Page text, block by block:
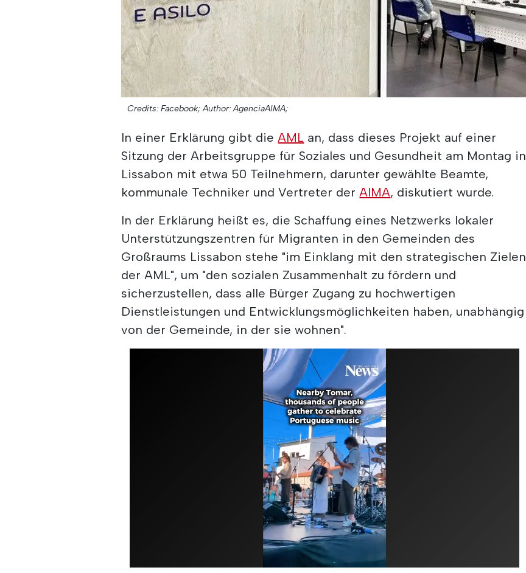
Credits: Facebook; Author: AgenciaAIMA;
In einer Erklärung gibt dieAML an, dass dieses Projekt auf einer
Sitzung der Arbeitsgruppe für Soziales und Gesundheit am Montag in
Lissabon mit etwa 50 Teilnehmern, darunter gewählte Beamte,
kommunale Techniker und Vertreter derAIMA, diskutiert wurde.
In der Erklärung heißt es, die Schaffung eines Netzwerks lokaler
Unterstützungszentren für Migranten in den Gemeinden des
Großraums Lissabon stehe "im Einklang mit den strategischen Zielen
der AML", um "den sozialen Zusammenhalt zu fördern und
sicherzustellen, dass alle Bürger Zugang zu hochwertigen
Dienstleistungen und Entwicklungsmöglichkeiten haben, unabhängig
von der Gemeinde, in der sie wohnen".